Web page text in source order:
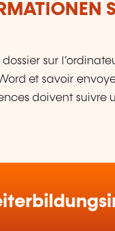
sur
et savoir
doivent suivre